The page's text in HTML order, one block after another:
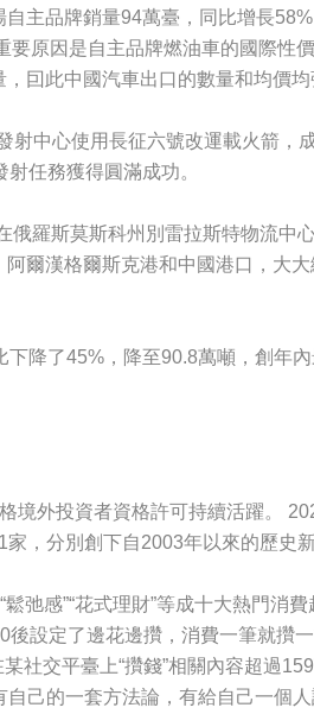
主品牌銷量94萬臺，同比增長
原因是自主品牌燃油車的國際性
囙此中國汽車出口的數量和均價均
射中心使用長征六號改運載火箭，
任務獲得圓滿成功。
俄羅斯莫斯科州別雷拉斯特物流中
爾漢格爾斯克港和中國港口，大
降了45%，降至90.8萬噸，創年
境外投資者資格許可持續活躍。
，分別創下自2003年以來的歷史新
弛感”“花式理財”等成十大熱門消
設定了邊花邊攢，消費一筆就攢
社交平臺上“攢錢”相關內容超過
己的一套方法論，有給自己一個人